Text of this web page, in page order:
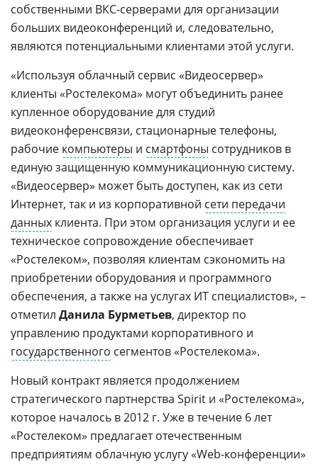
собственными ВКС-серверами для организации
больших видеоконференций и, следовательно,
являются потенциальными клиентами этой услуги.
«Используя облачный сервис «Видеосервер»
клиенты «Ростелекома» могут объединить ранее
купленное оборудование для студий
видеоконференсвязи, стационарные телефоны,
рабочие компьютеры и смартфоны сотрудников в
единую защищенную коммуникационную систему.
«Видеосервер» может быть доступен, как из сети
Интернет, так и из корпоративной сети передачи
данных клиента. При этом организация услуги и ее
техническое сопровождение обеспечивает
«Ростелеком», позволяя клиентам сэкономить на
приобретении оборудования и программного
обеспечения, а также на услугах ИТ специалистов», –
отметил Данила Бурметьев, директор по
управлению продуктами корпоративного и
государственного сегментов «Ростелекома».
Новый контракт является продолжением
стратегического партнерства Spirit и «Ростелекома»,
которое началось в 2012 г. Уже в течение 6 лет
«Ростелеком» предлагает отечественным
предприятиям облачную услугу «Web-конференции»